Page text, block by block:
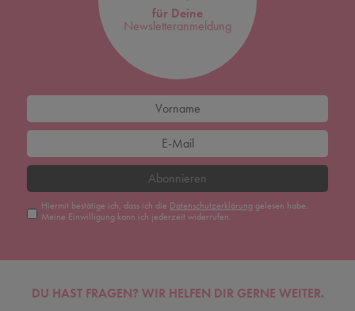
für Deine
Newsletteranmeldung
Abonnieren
Hiermit bestätige ich, dass ich die Daten­schutz­erklärunggelesen habe.
Meine Einwilligung kann ich jederzeit widerrufen.
DU HAST FRAGEN? WIR HELFEN DIR GERNE WEITER.